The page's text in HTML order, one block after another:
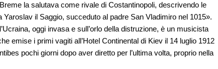
la salutava come rivale di Costantinopoli, descrivendo le
il Saggio, succeduto al padre San Vladimiro nel 1015».
oggi invasa e sull’orlo della distruzione, è un musicista
emise i primi vagiti all’Hotel Continental di Kiev il 14 luglio 1912
pochi giorni dopo aver diretto per l’ultima volta, proprio nella